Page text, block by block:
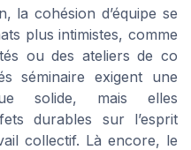
la cohésion d’équipe se
plus intimistes, comme
ou des ateliers de co
séminaire exigent une
solide, mais elles
durables sur l’esprit
collectif. Là encore, le